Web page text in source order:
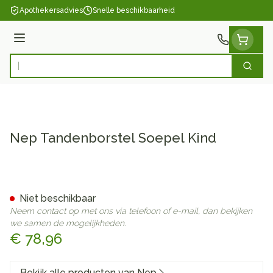
Ga naar de inhoud
Apothekersadvies Snelle beschikbaarheid
Menu
Product, merk, categorie... Zoek
Nep Tandenborstel Soepel Kind
€ 78,96
Niet beschikbaar
Neem contact op met ons via telefoon of e-mail, dan bekijken
we samen de mogelijkheden.